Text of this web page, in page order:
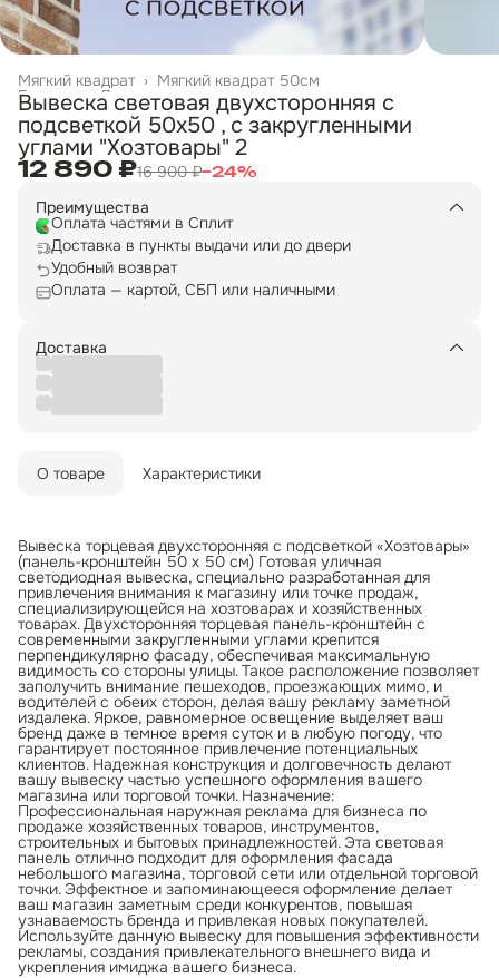
Мягкий квадрат 50см
Мягкий квадрат ›
Двухсторонние вывески ›
Главная ›
Вывеска световая двухсторонняя с
подсветкой 50х50 , с закругленными
углами "Хозтовары" 2
12 890 ₽16 900 ₽−24%
Преимущества
Оплата частями в Сплит
Доставка в пункты выдачи или до двери
Удобный возврат
Оплата — картой, СБП или наличными
Доставка
О товаре Характеристики
Вывеска торцевая двухсторонняя с подсветкой «Хозтовары»
(панель-кронштейн 50 х 50 см) Готовая уличная
светодиодная вывеска, специально разработанная для
привлечения внимания к магазину или точке продаж,
специализирующейся на хозтоварах и хозяйственных
товарах. Двухсторонняя торцевая панель-кронштейн с
современными закругленными углами крепится
перпендикулярно фасаду, обеспечивая максимальную
видимость со стороны улицы. Такое расположение позволяет
заполучить внимание пешеходов, проезжающих мимо, и
водителей с обеих сторон, делая вашу рекламу заметной
издалека. Яркое, равномерное освещение выделяет ваш
бренд даже в темное время суток и в любую погоду, что
гарантирует постоянное привлечение потенциальных
клиентов. Надежная конструкция и долговечность делают
вашу вывеску частью успешного оформления вашего
магазина или торговой точки. Назначение:
Профессиональная наружная реклама для бизнеса по
продаже хозяйственных товаров, инструментов,
строительных и бытовых принадлежностей. Эта световая
панель отлично подходит для оформления фасада
небольшого магазина, торговой сети или отдельной торговой
точки. Эффектное и запоминающееся оформление делает
ваш магазин заметным среди конкурентов, повышая
узнаваемость бренда и привлекая новых покупателей.
Используйте данную вывеску для повышения эффективности
рекламы, создания привлекательного внешнего вида и
укрепления имиджа вашего бизнеса.